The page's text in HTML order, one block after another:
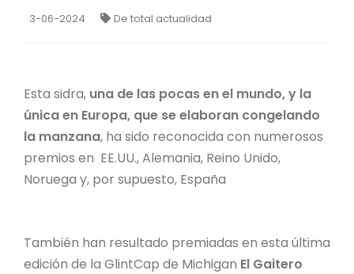
3-06-2024 De total actualidad
Esta sidra, una de las pocas en el mundo, y la
única en Europa, que se elaboran congelando
la manzana, ha sido reconocida con numerosos
premios en EE.UU., Alemania, Reino Unido,
Noruega y, por supuesto, España
También han resultado premiadas en esta última
edición de la GlintCap de Michigan El Gaitero